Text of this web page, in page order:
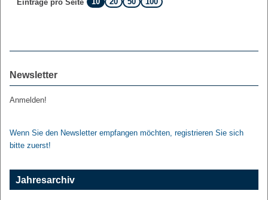
Einträge pro Seite
Newsletter
Anmelden!
Wenn Sie den Newsletter empfangen möchten, registrieren Sie sich
bitte zuerst!
Jahresarchiv